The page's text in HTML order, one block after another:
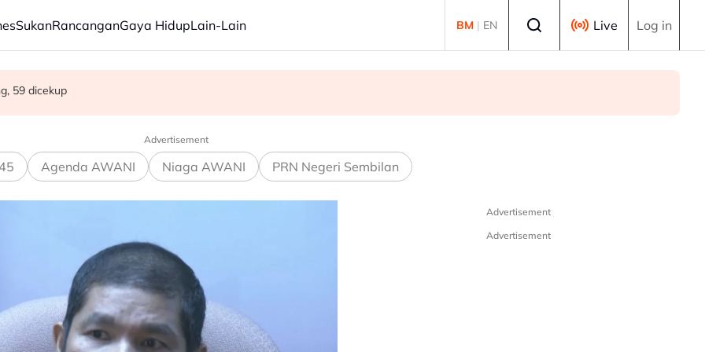
SukanRancanganGaya HidupLain-Lain BM | EN Live Log in
tegas MAG, tawar kepakaran pemeriksaan ketat
59 dicekupindividu terlibat siasatan
Advertisement
Agenda AWANI Niaga AWANI PRN Negeri Sembilan
Advertisement
Advertisement